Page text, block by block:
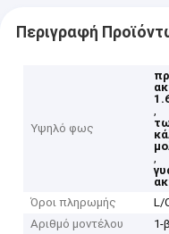
Περιγραφή
Υψηλό φως
,
,
Όροι πληρωμής
L/
Αριθμό μοντέλου
1-